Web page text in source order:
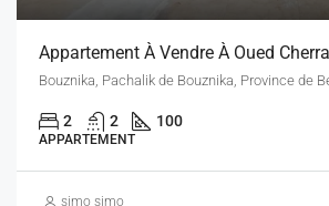
2 2 100
APPARTEMENT
simo simo